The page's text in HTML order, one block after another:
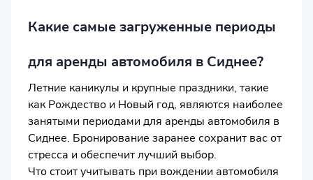
Какие самые загруженные периоды
для аренды автомобиля в Сиднее?
Летние каникулы и крупные праздники, такие
как Рождество и Новый год, являются наиболее
занятыми периодами для аренды автомобиля в
Сиднее. Бронирование заранее сохранит вас от
стресса и обеспечит лучший выбор.
Что стоит учитывать при вождении автомобиля